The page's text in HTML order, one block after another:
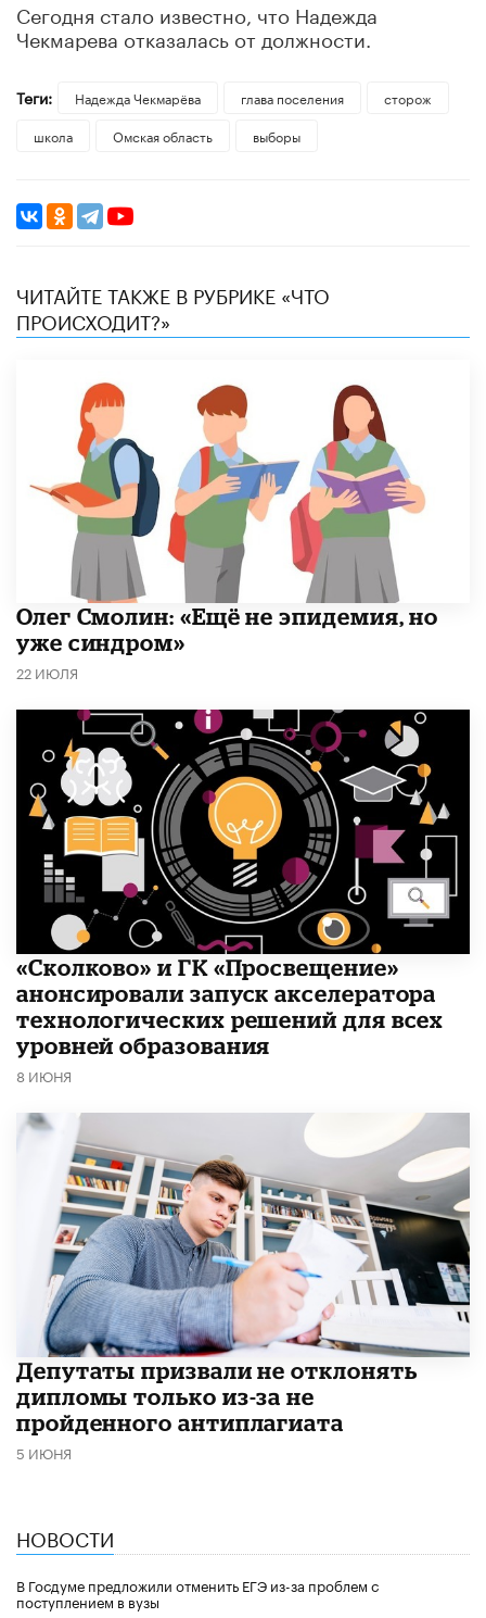
Сегодня стало известно, что Надежда
Чекмарева отказалась от должности.
Теги: Надежда Чекмарёва глава поселения
сторож
школа
Омская область выборы
ЧИТАЙТЕ ТАКЖЕ В РУБРИКЕ «ЧТО
ПРОИСХОДИТ?»
​Олег Смолин: «Ещё не эпидемия, но
уже синдром»
22 ИЮЛЯ
«Сколково» и ГК «Просвещение»
анонсировали запуск акселератора
технологических решений для всех
уровней образования
8 ИЮНЯ
Депутаты призвали не отклонять
дипломы только из-за не
пройденного антиплагиата
5 ИЮНЯ
НОВОСТИ
В Госдуме предложили отменить ЕГЭ из-за проблем с
поступлением в вузы